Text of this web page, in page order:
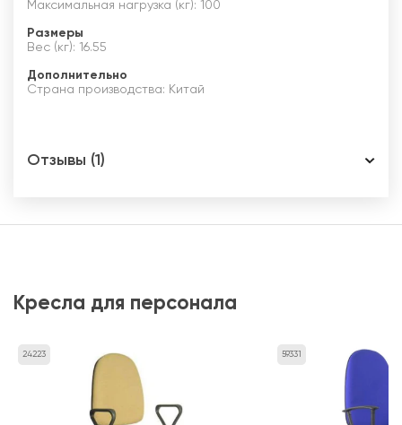
Максимальная нагрузка (кг): 100
Размеры
Вес (кг): 16.55
Дополнительно
Страна производства: Китай
Отзывы (1)
Кресла для персонала
24223 59331